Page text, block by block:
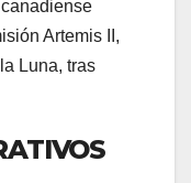
Artemis II,
Luna, tras